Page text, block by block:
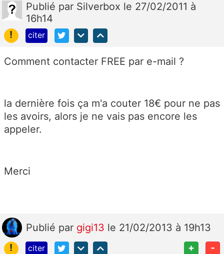
Publié par Silverbox le 27/02/2011 à
16h14
!
citer
Comment contacter FREE par e-mail ?
la dernière fois ça m'a couter 18€ pour ne pas
les avoirs, alors je ne vais pas encore les
appeler.
Merci
Publié par gigi13 le 21/02/2013 à 19h13
!
citer + -